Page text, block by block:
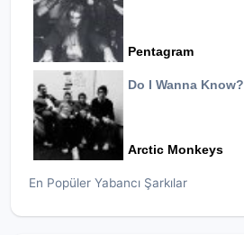
Pentagram
Do I Wanna Know?
Arctic Monkeys
En Popüler Yabancı Şarkılar